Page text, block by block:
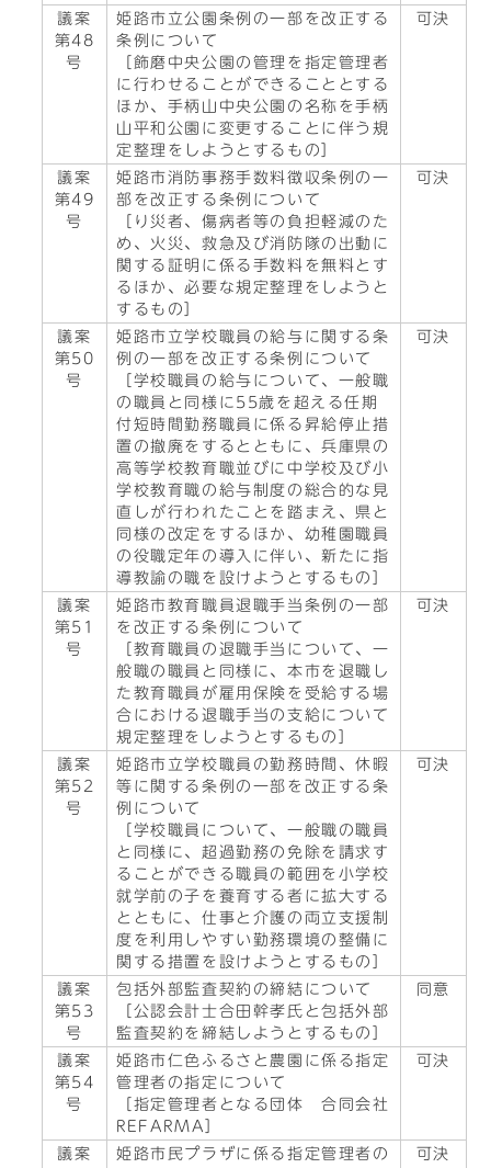
議案
第48
号
姫路市立公園条例の一部を改正する
条例について
［飾磨中央公園の管理を指定管理者
に行わせることができることとする
ほか、手柄山中央公園の名称を手柄
山平和公園に変更することに伴う規
定整理をしようとするもの］
可決
議案
第49
号
姫路市消防事務手数料徴収条例の一
部を改正する条例について
［り災者、傷病者等の負担軽減のた
め、火災、救急及び消防隊の出動に
関する証明に係る手数料を無料とす
るほか、必要な規定整理をしようと
するもの］
可決
議案
第50
号
姫路市立学校職員の給与に関する条
例の一部を改正する条例について
［学校職員の給与について、一般職
の職員と同様に55歳を超える任期
付短時間勤務職員に係る昇給停止措
置の撤廃をするとともに、兵庫県の
高等学校教育職並びに中学校及び小
学校教育職の給与制度の総合的な見
直しが行われたことを踏まえ、県と
同様の改定をするほか、幼稚園職員
の役職定年の導入に伴い、新たに指
導教諭の職を設けようとするもの］
可決
議案
第51
号
姫路市教育職員退職手当条例の一部
を改正する条例について
［教育職員の退職手当について、一
般職の職員と同様に、本市を退職し
た教育職員が雇用保険を受給する場
合における退職手当の支給について
規定整理をしようとするもの］
可決
議案
第52
号
姫路市立学校職員の勤務時間、休暇
等に関する条例の一部を改正する条
例について
［学校職員について、一般職の職員
と同様に、超過勤務の免除を請求す
ることができる職員の範囲を小学校
就学前の子を養育する者に拡大する
とともに、仕事と介護の両立支援制
度を利用しやすい勤務環境の整備に
関する措置を設けようとするもの］
可決
議案
第53
号
包括外部監査契約の締結について
［公認会計士合田幹孝氏と包括外部
監査契約を締結しようとするもの］
同意
議案
第54
号
姫路市仁色ふるさと農園に係る指定
管理者の指定について
［指定管理者となる団体 合同会社
REFARMA］
可決
議案 姫路市民プラザに係る指定管理者の 可決